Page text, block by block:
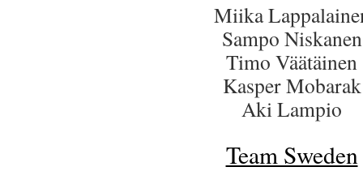
Miika
Sampo Niskanen
Timo Väätäinen
Kasper Mobarak
Aki Lampio
Team Sweden